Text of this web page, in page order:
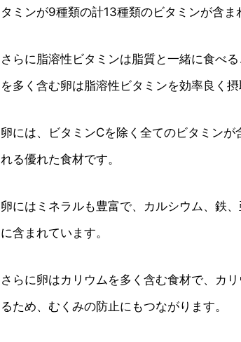
タミンが9種類の計13種類のビタミンが含ま
さらに脂溶性ビタミンは脂質と一緒に食べ
を多く含む卵は脂溶性ビタミンを効率良く摂
卵には、ビタミンCを除く全てのビタミン
れる優れた食材です。
卵にはミネラルも豊富で、カルシウム、鉄
に含まれています。
さらに卵はカリウムを多く含む食材で、カ
るため、むくみの防止にもつながります。